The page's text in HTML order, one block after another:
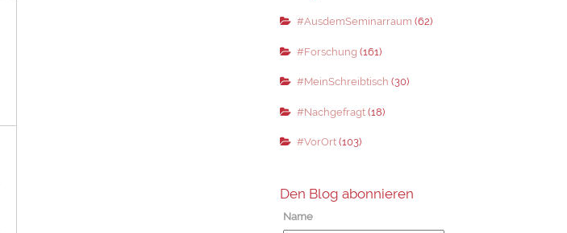
#AusdemSeminarraum (62)
#Forschung (161)
#MeinSchreibtisch (30)
#Nachgefragt(18)
#VorOrt(103)
Den Blog abonnieren
Name